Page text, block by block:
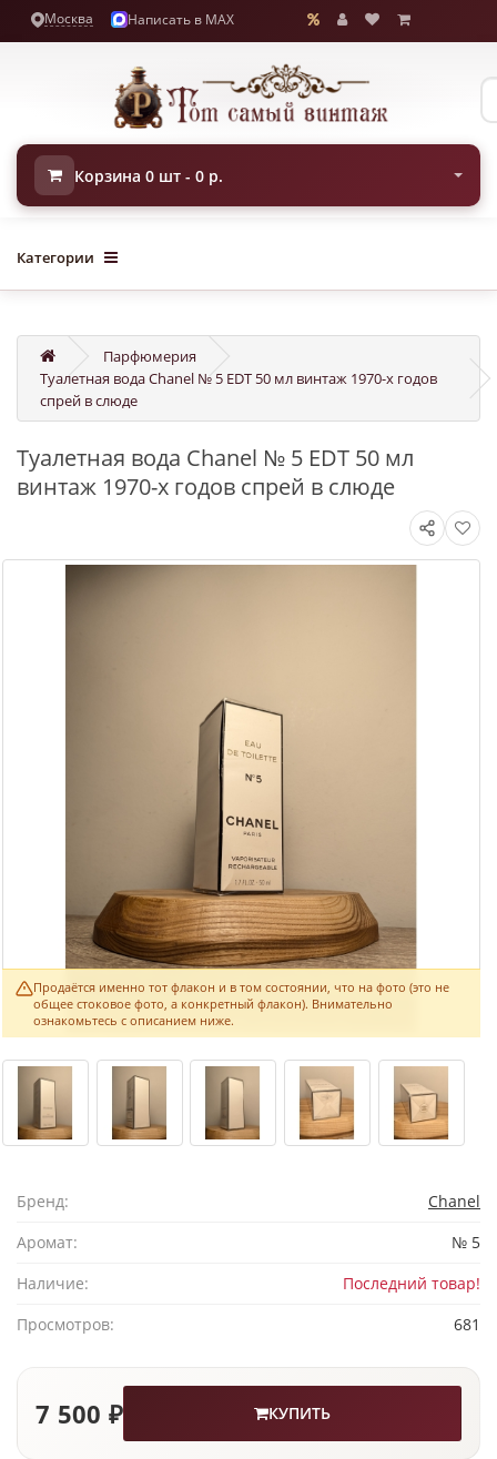
Москва Написать в MAX
Корзина 0 шт - 0 р.
Категории
Парфюмерия
Туалетная вода Chanel № 5 EDT 50 мл винтаж 1970-х годов
спрей в слюде
Туалетная вода Chanel № 5 EDT 50 мл
винтаж 1970-х годов спрей в слюде
Продаётся именно тот флакон и в том состоянии, что на фото (это не
общее стоковое фото, а конкретный флакон). Внимательно
ознакомьтесь с описанием ниже.
Бренд:
Chanel
Аромат:
№ 5
Наличие:
Последний товар!
Просмотров:
681
7 500 ₽ КУПИТЬ